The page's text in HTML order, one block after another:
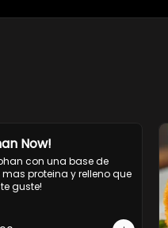
Now!
con una base de
mas proteina y relleno que
guste!